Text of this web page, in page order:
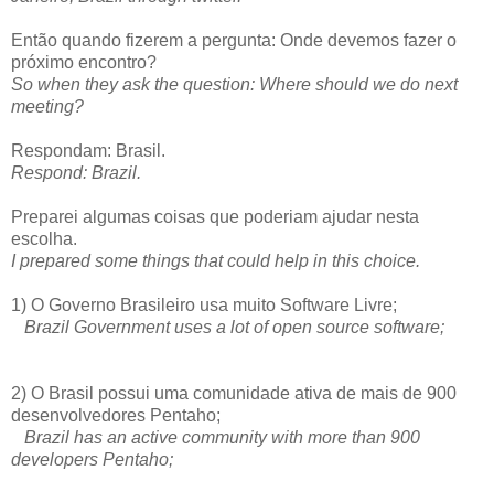
Então quando fizerem a pergunta: Onde devemos fazer o
próximo encontro?
So when they ask the question: Where should we do next
meeting?
Respondam: Brasil.
Respond: Brazil.
Preparei algumas coisas que poderiam ajudar nesta
escolha.
I prepared some things that could help in this choice.
1) O Governo Brasileiro usa muito Software Livre;
Brazil Governmentuses a lot of open source software;
2) O Brasil possui uma comunidade ativa de mais de 900
desenvolvedores Pentaho;
Brazil has an active community with more than 900
developers Pentaho;